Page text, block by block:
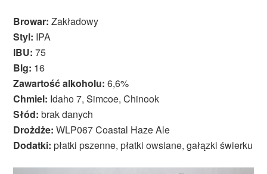
Browar: Zakładowy
Styl: IPA
IBU: 75
Blg: 16
Zawartość alkoholu: 6,6%
Chmiel: Idaho 7, Simcoe, Chinook
Słód: brak danych
Drożdże: WLP067 Coastal Haze Ale
Dodatki: płatki pszenne, płatki owsiane, gałązki świerku